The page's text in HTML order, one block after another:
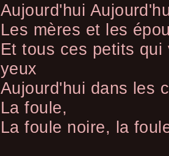
Aujourd'hui
Les mères et les
Et tous ces petits
yeux
Aujourd'hui dans les
La foule,
La foule noire, la